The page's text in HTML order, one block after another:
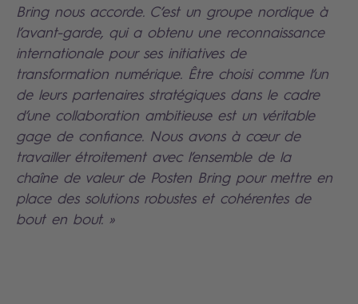
Bring nous accorde. C’est un groupe nordique à
l’avant-garde, qui a obtenu une reconnaissance
internationale pour ses initiatives de
transformation numérique. Être choisi comme l’un
de leurs partenaires stratégiques dans le cadre
d’une collaboration ambitieuse est un véritable
gage de confiance. Nous avons à cœur de
travailler étroitement avec l’ensemble de la
chaîne de valeur de Posten Bring pour mettre en
place des solutions robustes et cohérentes de
bout en bout. »